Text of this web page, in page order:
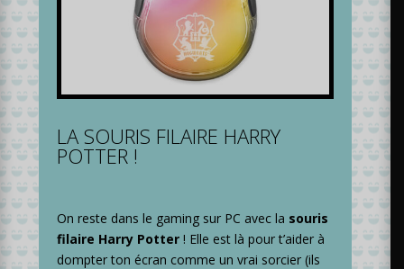
LA SOURIS FILAIRE HARRY
POTTER !
On reste dans le gaming sur PC avec la souris
filaire Harry Potter ! Elle est là pour t’aider à
dompter ton écran comme un vrai sorcier (ils